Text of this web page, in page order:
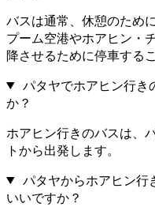
バスは通常、休憩のため
プーム空港やホアヒン・
降させるために停車する
パタヤでホアヒン行き
か？
ホアヒン行きのバスは、
トから出発します。
パタヤからホアヒン行
いいですか？